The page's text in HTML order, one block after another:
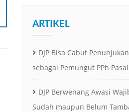
ARTIKEL
DJP Bisa Cabut
sebagai Pemungut PPh
DJP Berwenang Awasi
Sudah maupun Belum